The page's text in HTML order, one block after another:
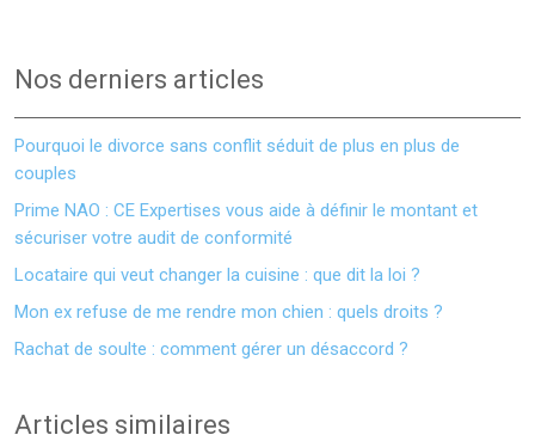
Nos derniers articles
Pourquoi le divorce sans conflit séduit de plus en plus de
couples
Prime NAO : CE Expertises vous aide à définir le montant et
sécuriser votre audit de conformité
Locataire qui veut changer la cuisine : que dit la loi ?
Mon ex refuse de me rendre mon chien : quels droits ?
Rachat de soulte : comment gérer un désaccord ?
Articles similaires